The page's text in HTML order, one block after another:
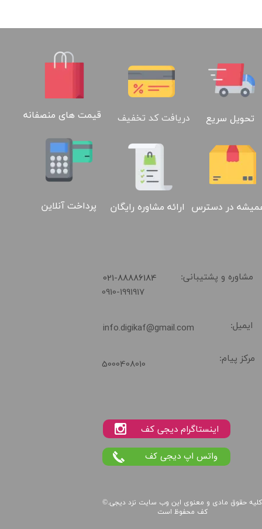
تحویل سریع دریافت کد تخفیف قیمت های منصفانه
در دسترس ارائه مشاوره رایگان پرداخت آنلاین
مشاوره و پشتیبانی: ​021-88886184
info.digikaf@gmail.com
©. کلیه حقوق مادی و معنوی این وب سایت نزددیجی
کف محفوظ است
ایمیل:
مرکز پیام: 5000408010
0910-1991917
واتس اپ دیجی کف